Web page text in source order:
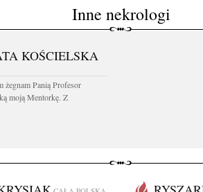
Inne nekrologi
KOŚCIELSKA
żegnam Panią Profesor
moją Mentorkę. Z